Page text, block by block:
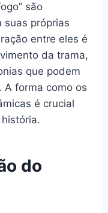
são
suas próprias
entre eles é
da trama,
que podem
A forma como os
é crucial
do